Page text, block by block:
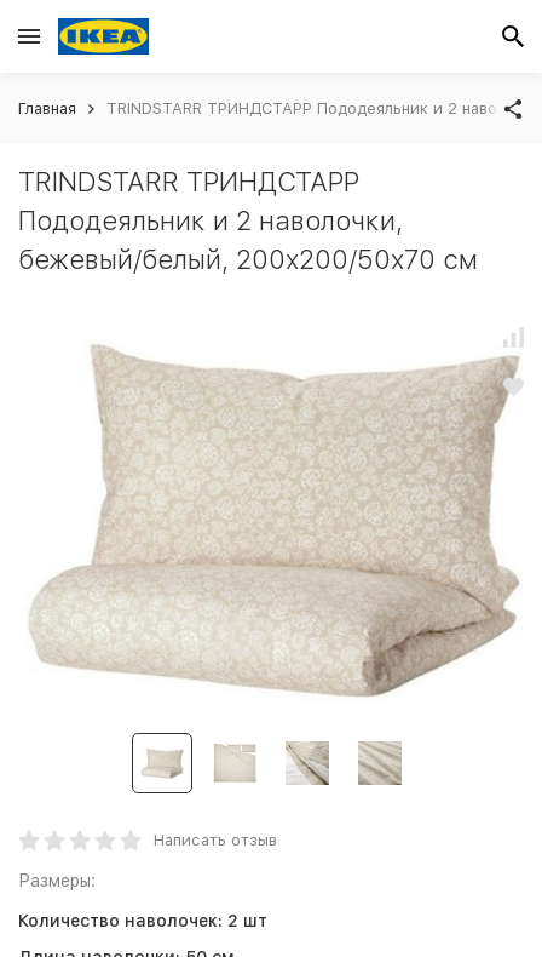
Главная TRINDSTARR ТРИНДСТАРР Пододеяльник и 2
TRINDSTARR ТРИНДСТАРР
Пододеяльник и 2 наволочки,
бежевый/белый, 200x200/50x70 см
Написать отзыв
Размеры:
Количество наволочек: 2 шт